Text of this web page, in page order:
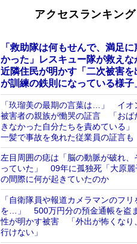
アクセスランキング
「救助隊は何もせんで、満足
かった」レスキュー隊が救え
近隣住民が明かす「二次被害を
が訓練の鉄則になっている様子
「玖瑠美の最期の言葉は…」 イオ
被害者の親族が慟哭の証言 「おば
きなかった自分たちを責めている
一髪で事故を免れた従業員の証言も
左目周囲の痣は「脳の動脈が破れ、
っていた」 09年に孤独死「大原麗
の間際に何が起きていたのか
「自衛隊員や報道カメラマンのフ
を…」 500万円分の預金通帳を盗
性が明かす被害 「外出が怖くなり
行けない」